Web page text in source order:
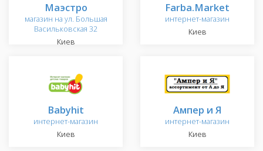
Маэстро
магазин на ул. Большая
Васильковская 32
Киев
Farba.Market
интернет-магазин
Киев
Babyhit
интернет-магазин
Киев
Ампер и Я
интернет-магазин
Киев